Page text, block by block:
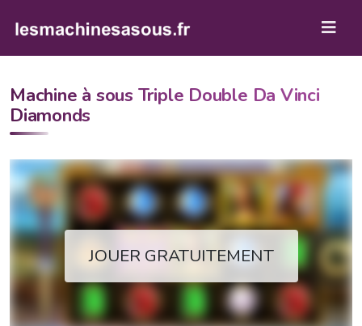
Machine à sous Triple Double Da Vinci
Diamonds
JOUER GRATUITEMENT